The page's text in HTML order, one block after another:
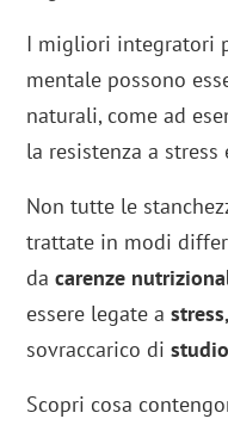
I migliori integratori
mentale possono
naturali, come ad
la resistenza a stress
Non tutte le
trattate in modi
dacarenze
essere legate a
sovraccarico di
Scopri cosa